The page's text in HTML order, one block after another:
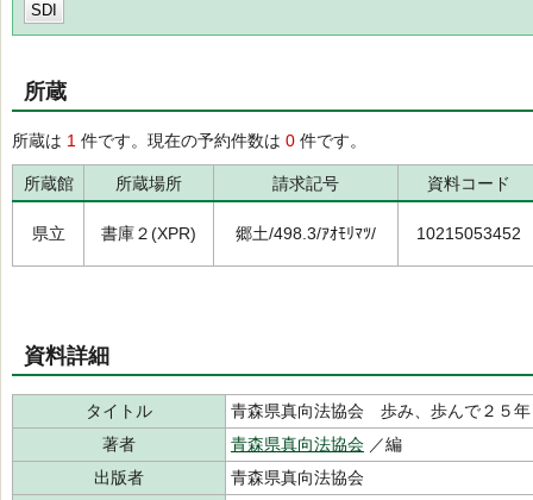
SDI
所蔵
所蔵は 1 件です。現在の予約件数は 0 件です。
所蔵館 所蔵場所 請求記号 資料コード
県立 書庫２(XPR) 郷土/498.3/ｱｵﾓﾘﾏﾂ/ 10215053452
資料詳細
タイトル
青森県真向法協会 歩み、歩んで２５年
著者
青森県真向法協会 ／編
出版者
青森県真向法協会